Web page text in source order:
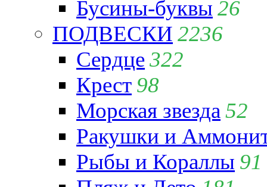
Бусины-буквы 26
ПОДВЕСКИ 2236
Сердце322
Крест 98
Морская звезда 52
Ракушки и
Рыбы и Кораллы 91